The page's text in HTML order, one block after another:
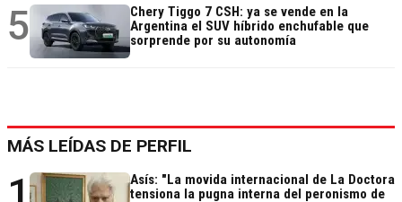
5
Chery Tiggo 7 CSH: ya se vende en la
Argentina el SUV híbrido enchufable que
sorprende por su autonomía
MÁS LEÍDAS DE PERFIL
Asís: "La movida internacional de La Doctora
tensiona la pugna interna del peronismo de